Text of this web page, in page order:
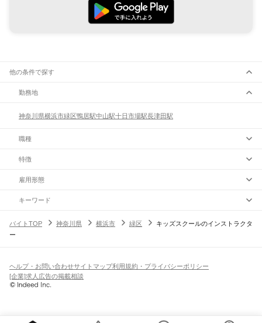
他の条件で探す
勤務地
神奈川県横浜市緑区鴨居駅中山駅十日市場駅長津田駅
職種
特徴
雇用形態
キーワード
バイトTOP 神奈川県 横浜市 緑区
キッズスクールのインストラクタ
ー
ヘルプ・お問い合わせサイトマップ利用規約・プライバシーポリシー
[企業]求人広告の掲載相談